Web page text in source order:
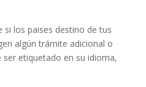
los paises destino de tus
algún trámite adicional o
etiquetado en su idioma,